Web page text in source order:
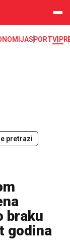
SPORTVIP
pretrazi
braku
godina